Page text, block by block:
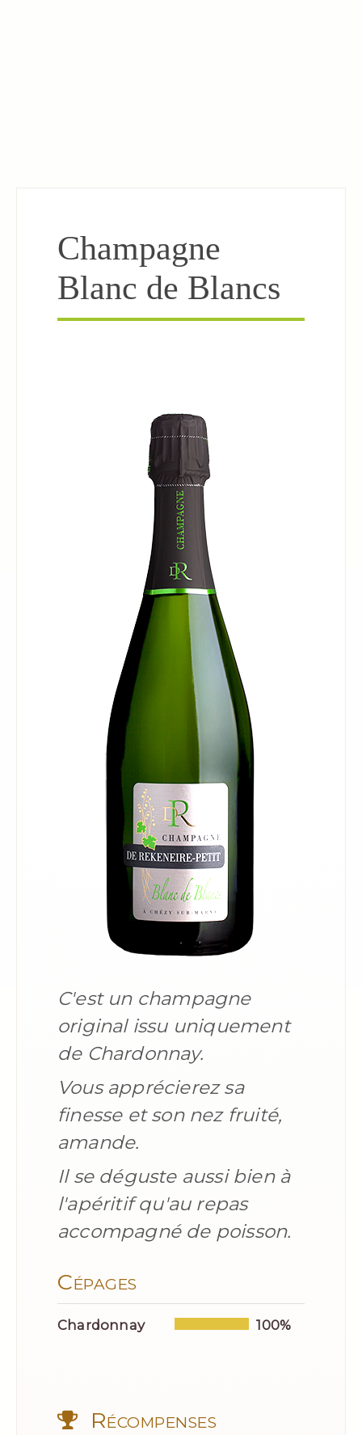
Champagne
Blanc de Blancs
C'est un champagne
original issu uniquement
de Chardonnay.
Vous apprécierez sa
finesse et son nez fruité,
amande.
Il se déguste aussi bien à
l'apéritif qu'au repas
accompagné de poisson.
Cépages
Chardonnay 100%
Récompenses